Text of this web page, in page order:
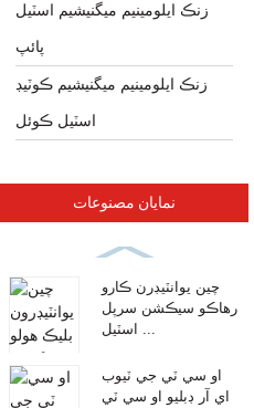
زنڪ ايلومينيم ميگنيشيم اسٽيل
پائپ
زنڪ ايلومينيم ميگنيشيم ڪوٽيڊ
اسٽيل ڪوئل
نمايان مصنوعات
چين يوانٽيڊرن ڪارو
رهاڪو سيڪشن سرپل
اسٽيل ...
او سي ٽي جي ٽيوب
اي آر ڊبليو او سي ٽي